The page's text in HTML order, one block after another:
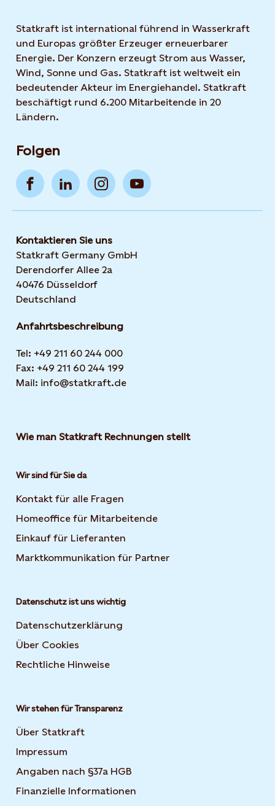
Statkraft ist international führend in Wasserkraft
und Europas größter Erzeuger erneuerbarer
Energie. Der Konzern erzeugt Strom aus Wasser,
Wind, Sonne und Gas. Statkraft ist weltweit ein
bedeutender Akteur im Energiehandel. Statkraft
beschäftigt rund 6.200 Mitarbeitende in 20
Ländern.
Folgen
Kontaktieren Sie uns
Statkraft Germany GmbH
Derendorfer Allee 2a
40476 Düsseldorf
Deutschland
Anfahrtsbeschreibung
Tel: +49 211 60 244 000
Fax: +49 211 60 244 199
Mail: info@statkraft.de
Wie man Statkraft Rechnungen stellt
Wir sind für Sie da
Kontakt für alle Fragen
Homeoffice für Mitarbeitende
Einkauf für Lieferanten
Marktkommunikation für Partner
Datenschutz ist uns wichtig
Datenschutzerklärung
Über Cookies
Rechtliche Hinweise
Wir stehen für Transparenz
Über Statkraft
Impressum
Angaben nach §37a HGB
Finanzielle Informationen